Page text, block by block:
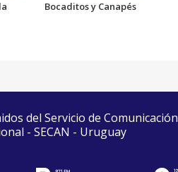
Bocaditos y Canapés
del Servicio de Comunicación
- SECAN - Uruguay